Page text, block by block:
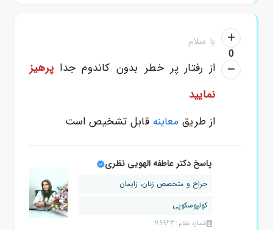
0
با سلام
از رفتار پر خطر بدون کاندوم جداپرهیز
نمایید
از طریق معاینه قابل تشخیص است
پاسخ دکتر عاطفه الهویی نظری
جراح و متخصص زنان، زایمان
کولپوسکوپی
شماره نظام: 119923